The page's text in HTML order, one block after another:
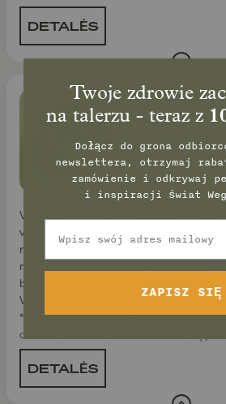
DETALĖS
WEGE
WEGETARIAŃSKA BEZ LAKTOZY
wegetariańska * Dla kogo: osoby
nietolerancją laktozy * Cel: zdrowe
mięsa i bez nabiału z laktozą *
bezlaktozowy, rośliny strączkowe,
Wykluczenia: bez mięsa, bez ryb,
* Wyróżnik: odpowiednia przy
codziennie EstraSOS z dzienną
DETALĖS
Twoje zdrowie
na talerzu - teraz z
Dołącz do grona
newslettera, otrzymaj
zamówienie i odkrywaj
i inspiracji świat
ZAPISZ SIĘ